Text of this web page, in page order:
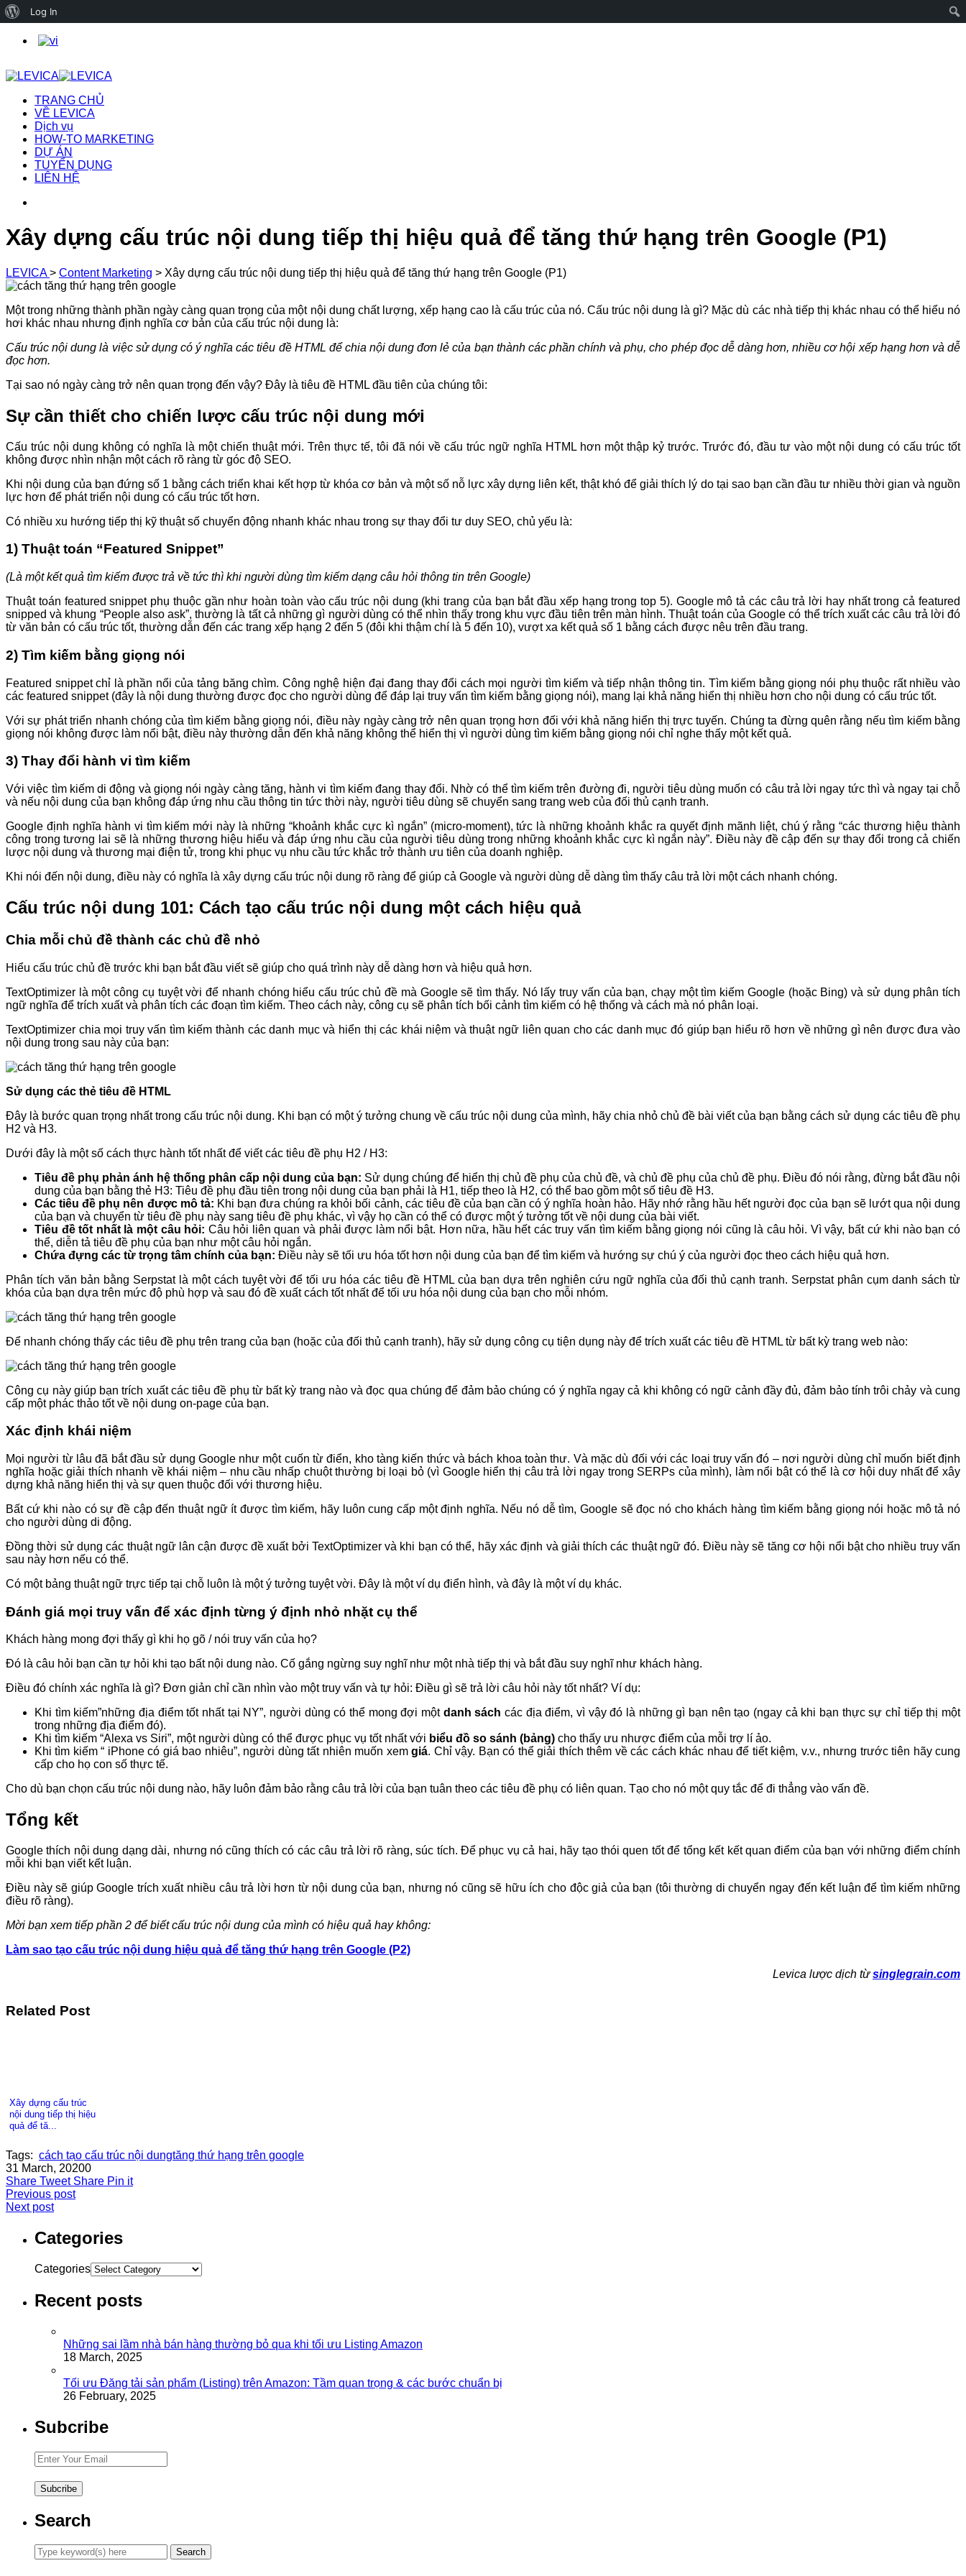
TRANG CHỦ
VỀ LEVICA
Dịch vụ
HOW-TO MARKETING
DỰ ÁN
TUYỂN DỤNG
LIÊN HỆ
Xây dựng cấu trúc nội dung tiếp thị hiệu quả để tăng thứ hạng trên Google (P1)
LEVICA> Content Marketing > Xây dựng cấu trúc nội dung tiếp thị hiệu quả để tăng thứ hạng trên Google (P1)
Một trong những thành phần ngày càng quan trọng của một nội dung chất lượng, xếp hạng cao là cấu trúc của nó. Cấu trúc nội dung là gì? Mặc dù các nhà tiếp thị khác nhau có thể hiểu nó
hơi khác nhau nhưng định nghĩa cơ bản của cấu trúc nội dung là:
Cấu trúc nội dung là việc sử dụng có ý nghĩa các tiêu đề HTML để chia nội dung đơn lẻ của bạn thành các phần chính và phụ, cho phép đọc dễ dàng hơn, nhiều cơ hội xếp hạng hơn và dễ
đọc hơn.
Tại sao nó ngày càng trở nên quan trọng đến vậy? Đây là tiêu đề HTML đầu tiên của chúng tôi:
Sự cần thiết cho chiến lược cấu trúc nội dung mới
Cấu trúc nội dung không có nghĩa là một chiến thuật mới. Trên thực tế, tôi đã nói về cấu trúc ngữ nghĩa HTML hơn một thập kỷ trước. Trước đó, đầu tư vào một nội dung có cấu trúc tốt
không được nhìn nhận một cách rõ ràng từ góc độ SEO.
Khi nội dung của bạn đứng số 1 bằng cách triển khai kết hợp từ khóa cơ bản và một số nỗ lực xây dựng liên kết, thật khó để giải thích lý do tại sao bạn cần đầu tư nhiều thời gian và nguồn
lực hơn để phát triển nội dung có cấu trúc tốt hơn.
Có nhiều xu hướng tiếp thị kỹ thuật số chuyển động nhanh khác nhau trong sự thay đổi tư duy SEO, chủ yếu là:
1) Thuật toán “Featured Snippet”
(Là một kết quả tìm kiếm được trả về tức thì khi người dùng tìm kiếm dạng câu hỏi thông tin trên Google)
Thuật toán featured snippet phụ thuộc gần như hoàn toàn vào cấu trúc nội dung (khi trang của bạn bắt đầu xếp hạng trong top 5). Google mô tả các câu trả lời hay nhất trong cả featured
snipped và khung “People also ask”, thường là tất cả những gì người dùng có thể nhìn thấy trong khu vực đầu tiên trên màn hình. Thuật toán của Google có thể trích xuất các câu trả lời đó
từ văn bản có cấu trúc tốt, thường dẫn đến các trang xếp hạng 2 đến 5 (đôi khi thậm chí là 5 đến 10), vượt xa kết quả số 1 bằng cách được nêu trên đầu trang.
2) Tìm kiếm bằng giọng nói
Featured snippet chỉ là phần nổi của tảng băng chìm. Công nghệ hiện đại đang thay đổi cách mọi người tìm kiếm và tiếp nhận thông tin. Tìm kiếm bằng giọng nói phụ thuộc rất nhiều vào
các featured snippet (đây là nội dung thường được đọc cho người dùng để đáp lại truy vấn tìm kiếm bằng giọng nói), mang lại khả năng hiển thị nhiều hơn cho nội dung có cấu trúc tốt.
Với sự phát triển nhanh chóng của tìm kiếm bằng giọng nói, điều này ngày càng trở nên quan trọng hơn đối với khả năng hiển thị trực tuyến. Chúng ta đừng quên rằng nếu tìm kiếm bằng
giọng nói không được làm nổi bật, điều này thường dẫn đến khả năng không thể hiển thị vì người dùng tìm kiếm bằng giọng nói chỉ nghe thấy một kết quả.
3) Thay đổi hành vi tìm kiếm
Với việc tìm kiếm di động và giọng nói ngày càng tăng, hành vi tìm kiếm đang thay đổi. Nhờ có thể tìm kiếm trên đường đi, người tiêu dùng muốn có câu trả lời ngay tức thì và ngay tại chỗ
và nếu nội dung của bạn không đáp ứng nhu cầu thông tin tức thời này, người tiêu dùng sẽ chuyển sang trang web của đối thủ cạnh tranh.
Google định nghĩa hành vi tìm kiếm mới này là những “khoảnh khắc cực kì ngắn” (micro-moment), tức là những khoảnh khắc ra quyết định mãnh liệt, chú ý rằng “các thương hiệu thành
công trong tương lai sẽ là những thương hiệu hiểu và đáp ứng nhu cầu của người tiêu dùng trong những khoảnh khắc cực kì ngắn này”. Điều này đề cập đến sự thay đổi trong cả chiến
lược nội dung và thương mại điện tử, trong khi phục vụ nhu cầu tức khắc trở thành ưu tiên của doanh nghiệp.
Khi nói đến nội dung, điều này có nghĩa là xây dựng cấu trúc nội dung rõ ràng để giúp cả Google và người dùng dễ dàng tìm thấy câu trả lời một cách nhanh chóng.
Cấu trúc nội dung 101: Cách tạo cấu trúc nội dung một cách hiệu quả
Chia mỗi chủ đề thành các chủ đề nhỏ
Hiểu cấu trúc chủ đề trước khi bạn bắt đầu viết sẽ giúp cho quá trình này dễ dàng hơn và hiệu quả hơn.
TextOptimizer là một công cụ tuyệt vời để nhanh chóng hiểu cấu trúc chủ đề mà Google sẽ tìm thấy. Nó lấy truy vấn của bạn, chạy một tìm kiếm Google (hoặc Bing) và sử dụng phân tích
ngữ nghĩa để trích xuất và phân tích các đoạn tìm kiếm. Theo cách này, công cụ sẽ phân tích bối cảnh tìm kiếm có hệ thống và cách mà nó phân loại.
TextOptimizer chia mọi truy vấn tìm kiếm thành các danh mục và hiển thị các khái niệm và thuật ngữ liên quan cho các danh mục đó giúp bạn hiểu rõ hơn về những gì nên được đưa vào
nội dung trong sau này của bạn:
Sử dụng các thẻ tiêu đề HTML
Đây là bước quan trọng nhất trong cấu trúc nội dung. Khi bạn có một ý tưởng chung về cấu trúc nội dung của mình, hãy chia nhỏ chủ đề bài viết của bạn bằng cách sử dụng các tiêu đề phụ
H2 và H3.
Dưới đây là một số cách thực hành tốt nhất để viết các tiêu đề phụ H2 / H3:
Tiêu đề phụ phản ánh hệ thống phân cấp nội dung của bạn: Sử dụng chúng để hiển thị chủ đề phụ của chủ đề, và chủ đề phụ của chủ đề phụ. Điều đó nói rằng, đừng bắt đầu nội
dung của bạn bằng thẻ H3: Tiêu đề phụ đầu tiên trong nội dung của bạn phải là H1, tiếp theo là H2, có thể bao gồm một số tiêu đề H3.
Các tiêu đề phụ nên được mô tả: Khi bạn đưa chúng ra khỏi bối cảnh, các tiêu đề của bạn cần có ý nghĩa hoàn hảo. Hãy nhớ rằng hầu hết người đọc của bạn sẽ lướt qua nội dung
của bạn và chuyển từ tiêu đề phụ này sang tiêu đề phụ khác, vì vậy họ cần có thể có được một ý tưởng tốt về nội dung của bài viết.
Tiêu đề tốt nhất là một câu hỏi: Câu hỏi liên quan và phải được làm nổi bật. Hơn nữa, hầu hết các truy vấn tìm kiếm bằng giọng nói cũng là câu hỏi. Vì vậy, bất cứ khi nào bạn có
thể, diễn tả tiêu đề phụ của bạn như một câu hỏi ngắn.
Chứa đựng các từ trọng tâm chính của bạn: Điều này sẽ tối ưu hóa tốt hơn nội dung của bạn để tìm kiếm và hướng sự chú ý của người đọc theo cách hiệu quả hơn.
Phân tích văn bản bằng Serpstatlà một cách tuyệt vời để tối ưu hóa các tiêu đề HTML của bạn dựa trên nghiên cứu ngữ nghĩa của đối thủ cạnh tranh. Serpstat phân cụm danh sách từ
khóa của bạn dựa trên mức độ phù hợp và sau đó đề xuất cách tốt nhất để tối ưu hóa nội dung của bạn cho mỗi nhóm.
Để nhanh chóng thấy các tiêu đề phụ trên trang của bạn (hoặc của đối thủ cạnh tranh), hãy sử dụng công cụ tiện dụng này để trích xuất các tiêu đề HTML từ bất kỳ trang web nào:
Công cụ này giúp bạn trích xuất các tiêu đề phụ từ bất kỳ trang nào và đọc qua chúng để đảm bảo chúng có ý nghĩa ngay cả khi không có ngữ cảnh đầy đủ, đảm bảo tính trôi chảy và cung
cấp một phác thảo tốt về nội dung on-page của bạn.
Xác định khái niệm
Mọi người từ lâu đã bắt đầu sử dụng Google như một cuốn từ điển, kho tàng kiến thức và bách khoa toàn thư. Và mặc dù đối với các loại truy vấn đó – nơi người dùng chỉ muốn biết định
nghĩa hoặc giải thích nhanh về khái niệm – nhu cầu nhấp chuột thường bị loại bỏ (vì Google hiển thị câu trả lời ngay trong SERPs của mình), làm nổi bật có thể là cơ hội duy nhất để xây
dựng khả năng hiển thị và sự quen thuộc đối với thương hiệu.
Bất cứ khi nào có sự đề cập đến thuật ngữ ít được tìm kiếm, hãy luôn cung cấp một định nghĩa. Nếu nó dễ tìm, Google sẽ đọc nó cho khách hàng tìm kiếm bằng giọng nói hoặc mô tả nó
cho người dùng di động.
Đồng thời sử dụng các thuật ngữ lân cận được đề xuất bởi TextOptimizer và khi bạn có thể, hãy xác định và giải thích các thuật ngữ đó. Điều này sẽ tăng cơ hội nổi bật cho nhiều truy vấn
sau này hơn nếu có thể.
Có một bảng thuật ngữ trực tiếp tại chỗ luôn là một ý tưởng tuyệt vời. Đây là một ví dụ điển hình, và đây là một ví dụ khác.
Đánh giá mọi truy vấn để xác định từng ý định nhỏ nhặt cụ thể
Khách hàng mong đợi thấy gì khi họ gõ / nói truy vấn của họ?
Đó là câu hỏi bạn cần tự hỏi khi tạo bất nội dung nào. Cố gắng ngừng suy nghĩ như một nhà tiếp thị và bắt đầu suy nghĩ như khách hàng.
Điều đó chính xác nghĩa là gì? Đơn giản chỉ cần nhìn vào một truy vấn và tự hỏi: Điều gì sẽ trả lời câu hỏi này tốt nhất? Ví dụ:
Khi tìm kiếm”những địa điểm tốt nhất tại NY”, người dùng có thể mong đợi một danh sách các địa điểm, vì vậy đó là những gì bạn nên tạo (ngay cả khi bạn thực sự chỉ tiếp thị một
trong những địa điểm đó).
Khi tìm kiếm “Alexa vs Siri”, một người dùng có thể được phục vụ tốt nhất với biểu đồ so sánh (bảng) cho thấy ưu nhược điểm của mỗi trợ lí ảo.
Khi tìm kiếm “ iPhone có giá bao nhiêu”, người dùng tất nhiên muốn xemgiá. Chỉ vậy. Bạn có thể giải thích thêm về các cách khác nhau để tiết kiệm, v.v., nhưng trước tiên hãy cung
cấp cho họ con số thực tế.
Cho dù bạn chọn cấu trúc nội dung nào, hãy luôn đảm bảo rằng câu trả lời của bạn tuân theo các tiêu đề phụ có liên quan. Tạo cho nó một quy tắc để đi thẳng vào vấn đề.
Tổng kết
Google thích nội dung dạng dài, nhưng nó cũng thích có các câu trả lời rõ ràng, súc tích. Để phục vụ cả hai, hãy tạo thói quen tốt để tổng kết kết quan điểm của bạn với những điểm chính
mỗi khi bạn viết kết luận.
Điều này sẽ giúp Google trích xuất nhiều câu trả lời hơn từ nội dung của bạn, nhưng nó cũng sẽ hữu ích cho độc giả của bạn (tôi thường di chuyển ngay đến kết luận để tìm kiếm những
điều rõ ràng).
Mời bạn xem tiếp phần 2 để biết cấu trúc nội dung của mình có hiệu quả hay không:
Làm sao tạo cấu trúc nội dung hiệu quả để tăng thứ hạng trên Google (P2)
Levica lược dịch từsinglegrain.com
Related Post
Xây dựng cấu trúc
nội dung tiếp thị hiệu
quả để tă...
Tags: cách tạo cấu trúc nội dungtăng thứ hạng trên google
31 March, 20200
Share Tweet Share Pin it
Previous post
Next post
Categories
Categories
Recent posts
Những sai lầm nhà bán hàng thường bỏ qua khi tối ưu Listing Amazon
18 March, 2025
Tối ưu Đăng tải sản phẩm (Listing) trên Amazon: Tầm quan trọng & các bước chuẩn bị
26 February, 2025
Subcribe
Search
About
WordPress
Log In